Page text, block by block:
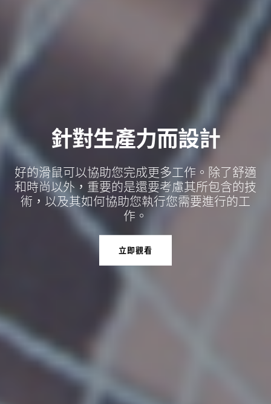
針對生產力而設計
好的滑鼠可以協助您完成更多工作。除了舒適
和時尚以外，重要的是還要考慮其所包含的技
術，以及其如何協助您執行您需要進行的工
作。
立即觀看